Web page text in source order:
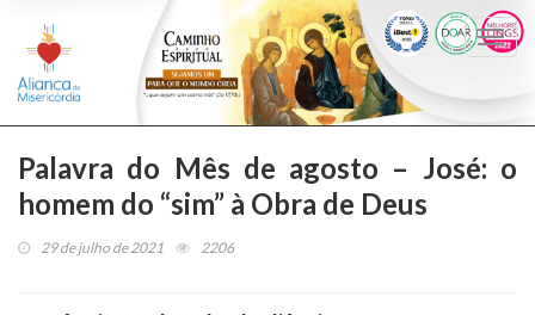
Palavra do Mês de agosto – José: o
homem do “sim” à Obra de Deus
29 de julho de 2021 2206